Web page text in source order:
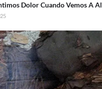
Dolor Cuando Vemos A